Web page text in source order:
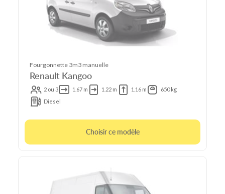
Fourgonnette 3m3 manuelle
Renault Kangoo
2 ou 3 1.67 m 1.22 m 1.16 m
650 kg
Diesel
Choisir ce modèle